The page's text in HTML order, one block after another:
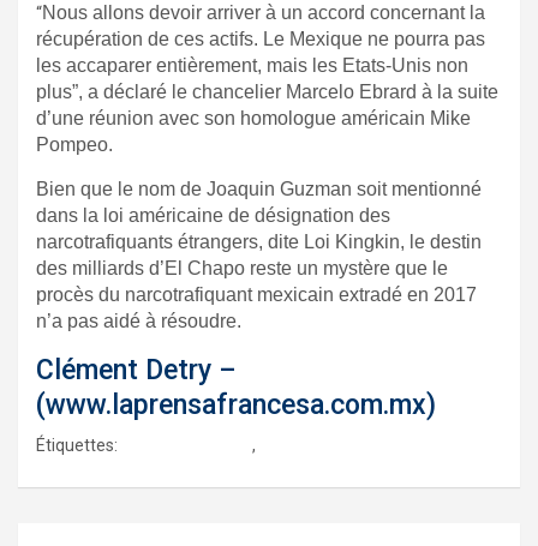
“Nous allons devoir arriver à un accord concernant la
récupération de ces actifs. Le Mexique ne pourra pas
les accaparer entièrement, mais les Etats-Unis non
plus”, a déclaré le chancelier Marcelo Ebrard à la suite
d’une réunion avec son homologue américain Mike
Pompeo.
Bien que le nom de Joaquin Guzman soit mentionné
dans la loi américaine de désignation des
narcotrafiquants étrangers, dite Loi Kingkin, le destin
des milliards d’El Chapo reste un mystère que le
procès du narcotrafiquant mexicain extradé en 2017
n’a pas aidé à résoudre.
Clément Detry –
(www.laprensafrancesa.com.mx)
Étiquettes: ,